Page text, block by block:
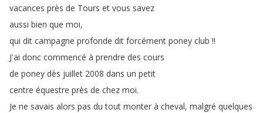
vacances près de Tours et vous savez
aussi bien que moi,
qui dit campagne profonde dit forcément poney club !!
J'ai donc commencé à prendre des cours
de poney dès juillet 2008 dans un petit
centre équestre près de chez moi.
Je ne savais alors pas du tout monter à cheval, malgré quelques